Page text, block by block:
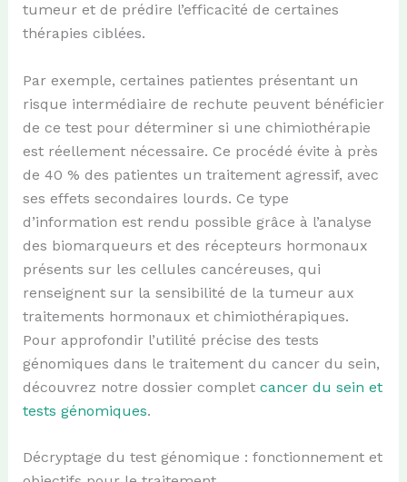
tumeur et de prédire l’efficacité de certaines
thérapies ciblées.
Par exemple, certaines patientes présentant un
risque intermédiaire de rechute peuvent bénéficier
de ce test pour déterminer si une chimiothérapie
est réellement nécessaire. Ce procédé évite à près
de 40 % des patientes un traitement agressif, avec
ses effets secondaires lourds. Ce type
d’information est rendu possible grâce à l’analyse
des biomarqueurs et des récepteurs hormonaux
présents sur les cellules cancéreuses, qui
renseignent sur la sensibilité de la tumeur aux
traitements hormonaux et chimiothérapiques.
Pour approfondir l’utilité précise des tests
génomiques dans le traitement du cancer du sein,
découvrez notre dossier complet cancer du sein et
tests génomiques.
Décryptage du test génomique : fonctionnement et